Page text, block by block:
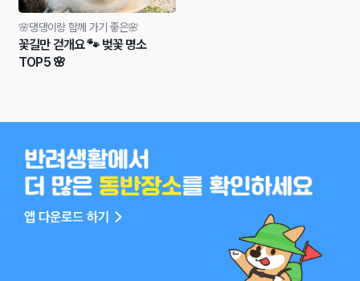
🌸댕댕이랑 함께 가기 좋은🌸
꽃길만 걷개요 🐾 벚꽃 명소
TOP5 🌸